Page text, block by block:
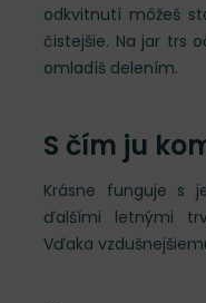
odkvitnutí môžeš
čistejšie. Na jar trs
omladíš delením.
S čím ju
Krásne funguje s
ďalšími letnými
Vďaka